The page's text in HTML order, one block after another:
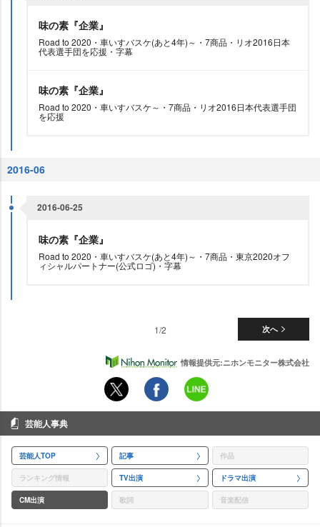
味の素『企業』
Road to 2020・車いすバスケ(あと4年)～・7商品・リオ2016日本
代表選手団を応援・字幕
味の素『企業』
Road to 2020・車いすバスケ～・7商品・リオ2016日本代表選手団
を応援
2016-06
2016-06-25
味の素『企業』
Road to 2020・車いすバスケ(あと4年)～・7商品・東京2020オフ
ィシャルパートナー(公式ロゴ)・字幕
次へ
1/2
情報提供元:ニホンモニター株式会社
芸能人事典
芸能人TOP 記事 作品
ランキング情報 TV出演 ドラマ出演
CM出演 歌詞 音楽配信